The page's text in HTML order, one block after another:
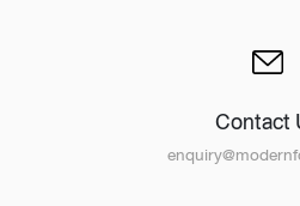
Contact